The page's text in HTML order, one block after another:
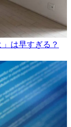
は早すぎる？